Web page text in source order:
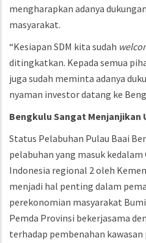
mengharapkan adanya
masyarakat.
“Kesiapan SDM kita sudah
ditingkatkan. Kepada semua
juga sudah meminta adanya
nyaman investor datang ke
Bengkulu Sangat Menjanjikan
Status Pelabuhan Pulau Baai
pelabuhan yang masuk
Indonesia regional 2 oleh
menjadi hal penting dalam
perekonomian masyarakat
Pemda Provinsi bekerjasama
terhadap pembenahan kawasan